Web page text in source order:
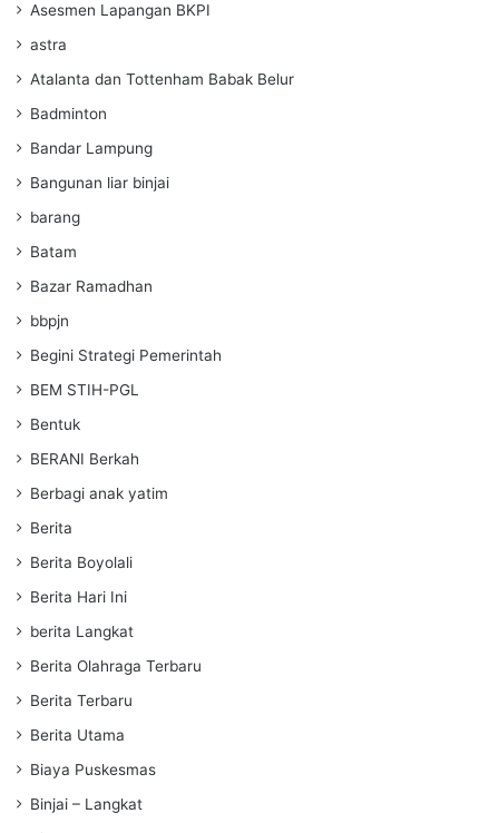
Asesmen Lapangan BKPI
astra
Atalanta dan Tottenham Babak Belur
Badminton
Bandar Lampung
Bangunan liar binjai
barang
Batam
Bazar Ramadhan
bbpjn
Begini Strategi Pemerintah
BEM STIH-PGL
Bentuk
BERANI Berkah
Berbagi anak yatim
Berita
Berita Boyolali
Berita Hari Ini
berita Langkat
Berita Olahraga Terbaru
Berita Terbaru
Berita Utama
Biaya Puskesmas
Binjai – Langkat